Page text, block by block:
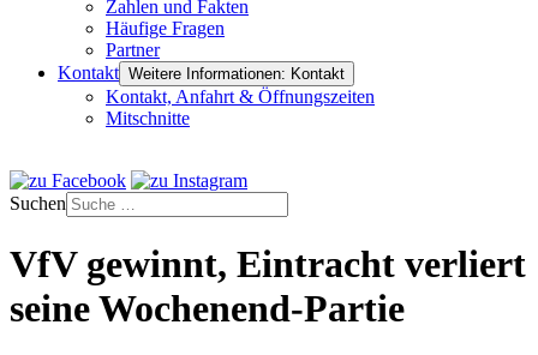
Zahlen und Fakten
Häufige Fragen
Partner
Kontakt Weitere Informationen: Kontakt
Kontakt, Anfahrt & Öffnungszeiten
Mitschnitte
Suchen
VfV gewinnt, Eintracht verliert
seine Wochenend-Partie